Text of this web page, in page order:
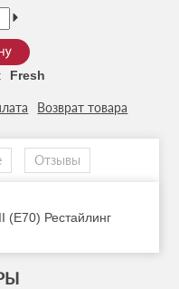
Fresh
Возврат товара
Отзывы
(E70) Рестайлинг